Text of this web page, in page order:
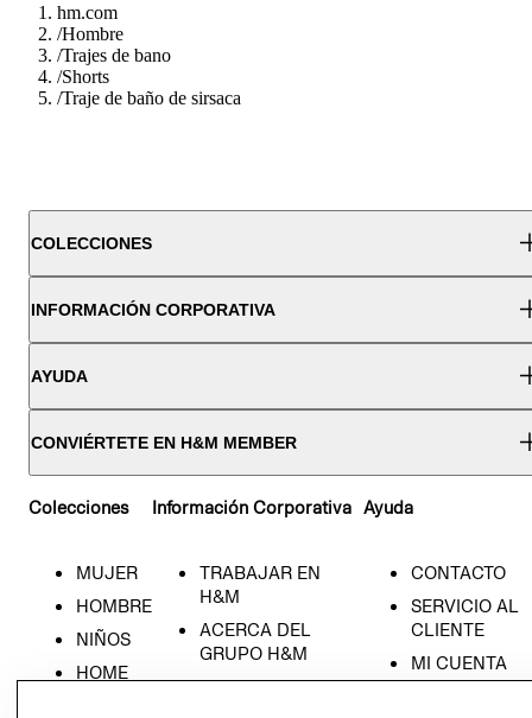
hm.com
/Hombre
/Trajes de bano
/Shorts
/Traje de baño de sirsaca
COLECCIONES
INFORMACIÓN CORPORATIVA
AYUDA
CONVIÉRTETE EN H&M MEMBER
Colecciones
MUJER
HOMBRE
NIÑOS
HOME
Información Corporativa
TRABAJAR EN
H&M
ACERCA DEL
GRUPO H&M
RESPONSABILIDAD
Ayuda
CONTACTO
SERVICIO AL
CLIENTE
MI CUENTA